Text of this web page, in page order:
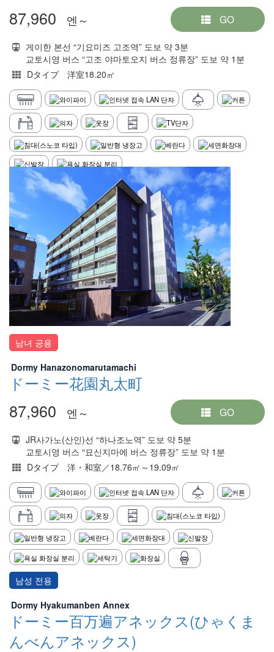
87,960 엔～ GO
게이한 본선 “기요미즈 고조역” 도보 약 3분
교토시영 버스 “고조 야마토오지 버스 정류장” 도보 약 1분
Dタイプ 洋室18.20㎡
남녀 공용
Dormy Hanazonomarutamachi
ドーミー花園丸太町
87,960 엔～ GO
JR사가노(산인)선 “하나조노역” 도보 약 5분
교토시영 버스 “묘신지마에 버스 정류장” 도보 약 1분
Dタイプ 洋・和室／18.76㎡～19.09㎡
남성 전용
Dormy Hyakumanben Annex
ドーミー百万遍アネックス(ひゃくま
んべんアネックス)